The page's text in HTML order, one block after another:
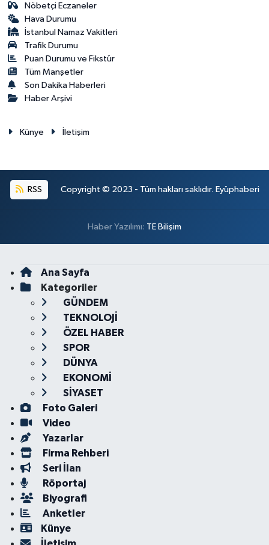
Nöbetçi Eczaneler
Hava Durumu
İstanbul Namaz Vakitleri
Trafik Durumu
Puan Durumu ve Fikstür
Tüm Manşetler
Son Dakika Haberleri
Haber Arşivi
Künye İletişim
RSS Copyright © 2023 - Tüm hakları saklıdır. Eyüphaberi
Haber Yazılımı: TE Bilişim
Ana Sayfa
Kategoriler
GÜNDEM
TEKNOLOJİ
ÖZEL HABER
SPOR
DÜNYA
EKONOMİ
SİYASET
Foto Galeri
Video
Yazarlar
Firma Rehberi
Seri İlan
Röportaj
Biyografi
Anketler
Künye